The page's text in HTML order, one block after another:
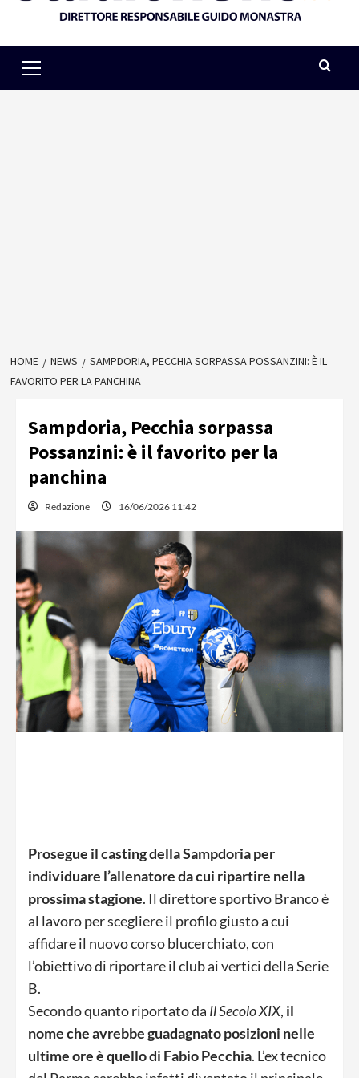
Menu
HOME NEWS
SAMPDORIA, PECCHIA SORPASSA POSSANZINI: È IL
FAVORITO PER LA PANCHINA
Sampdoria, Pecchia sorpassa
Possanzini: è il favorito per la
panchina
Redazione 16/06/2026 11:42
Prosegue il casting della Sampdoria per
individuare l’allenatore da cui ripartire nella
prossima stagione. Il direttore sportivo Branco è
al lavoro per scegliere il profilo giusto a cui
affidare il nuovo corso blucerchiato, con
l’obiettivo di riportare il club ai vertici della Serie
B.
Secondo quanto riportato da Il Secolo XIX, il
nome che avrebbe guadagnato posizioni nelle
ultime ore è quello di Fabio Pecchia. L’ex tecnico